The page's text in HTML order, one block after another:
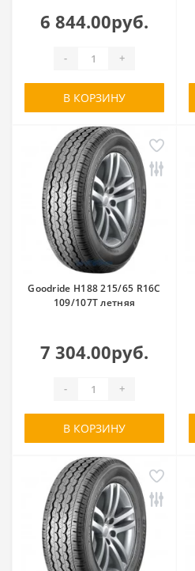
6 844.00руб.
- +
В КОРЗИНУ
Goodride H188 215/65 R16C
109/107T летняя
7 304.00руб.
- +
В КОРЗИНУ